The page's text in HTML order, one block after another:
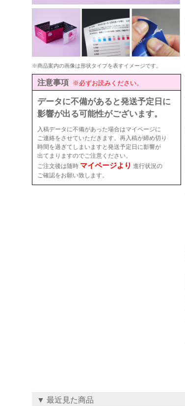
※商品案内の画像は形状タイプを表すイメージです。
注意事項 ※必ずお読みください。
データに不備があると発送予定日に
影響が出る可能性がございます。
入稿データに不備があった場合はマイページに
ご連絡をさせていただきます。再入稿が締め切り
時間を過ぎてしまいますと発送予定日に影響が
出てまりますのでご注意ください。
ご注文後は随時 マイページより 進行状況の
ご確認をお願い致します。
▼ 最近見た商品